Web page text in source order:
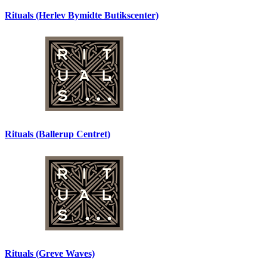
Rituals (Herlev Bymidte Butikscenter)
Rituals (Ballerup Centret)
Rituals (Greve Waves)